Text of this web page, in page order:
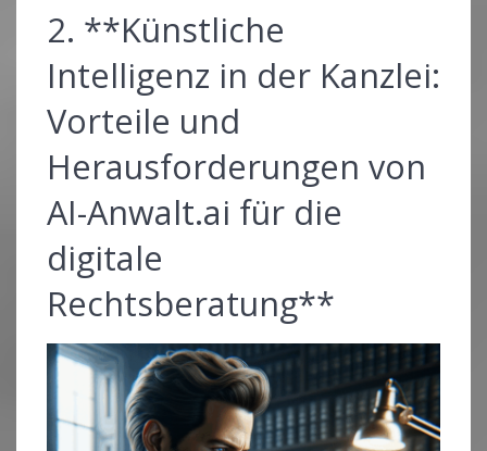
2. **Künstliche
Intelligenz in der Kanzlei:
Vorteile und
Herausforderungen von
AI-Anwalt.ai für die
digitale
Rechtsberatung**